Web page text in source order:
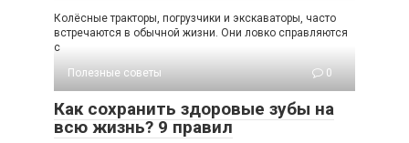
Колёсные тракторы, погрузчики и экскаваторы, часто
встречаются в обычной жизни. Они ловко справляются
с
Полезные советы
0
Как сохранить здоровые зубы на
всю жизнь? 9 правил